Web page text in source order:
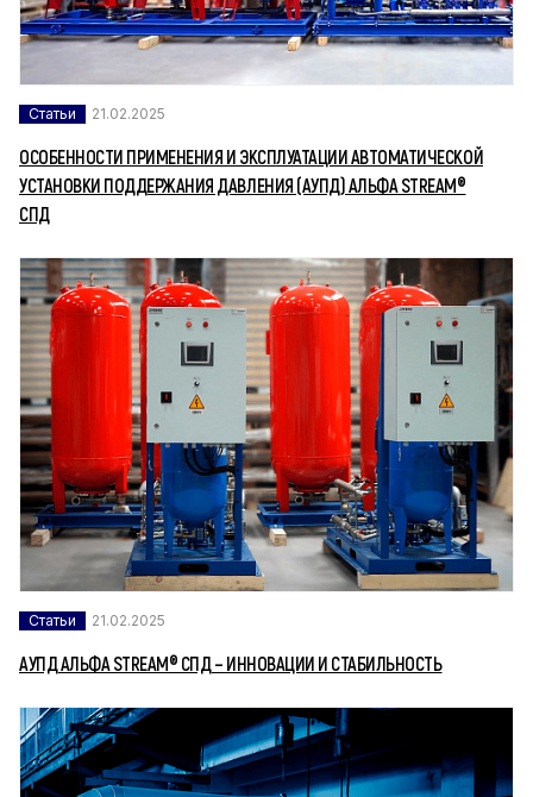
Статьи 21.02.2025
ОСОБЕННОСТИ ПРИМЕНЕНИЯ И ЭКСПЛУАТАЦИИ АВТОМАТИЧЕСКОЙ
УСТАНОВКИ ПОДДЕРЖАНИЯ ДАВЛЕНИЯ (АУПД) АЛЬФА STREAM®
СПД
Статьи 21.02.2025
АУПД АЛЬФА STREAM® СПД – ИННОВАЦИИ И СТАБИЛЬНОСТЬ